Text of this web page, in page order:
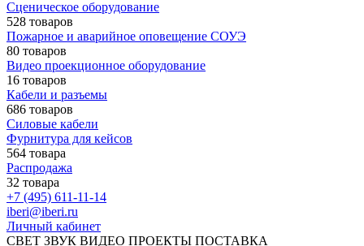
Сценическое оборудование
528 товаров
Пожарное и аварийное оповещение СОУЭ
80 товаров
Видео проекционное оборудование
16 товаров
Кабели и разъемы
686 товаров
Силовые кабели
Фурнитура для кейсов
564 товара
Распродажа
32 товара
+7 (495) 611-11-14
iberi@iberi.ru
Личный кабинет
СВЕТ ЗВУК ВИДЕО ПРОЕКТЫ ПОСТАВКА